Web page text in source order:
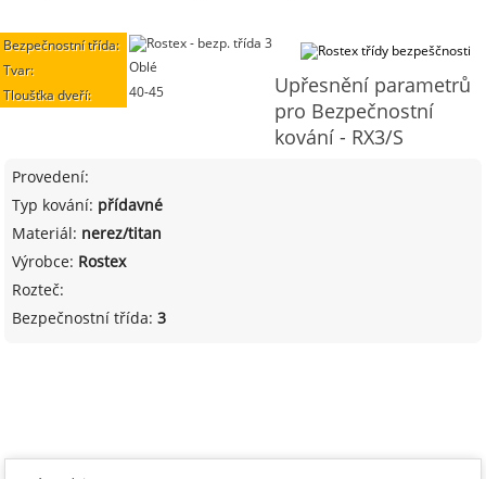
Bezpečnostní třída:
Tvar:
Oblé
Tloušťka dveří:
40-45
Upřesnění parametrů
pro Bezpečnostní
kování - RX3/S
Provedení:
Typ kování: přídavné
Materiál: nerez/titan
Výrobce: Rostex
Rozteč:
Bezpečnostní třída:3